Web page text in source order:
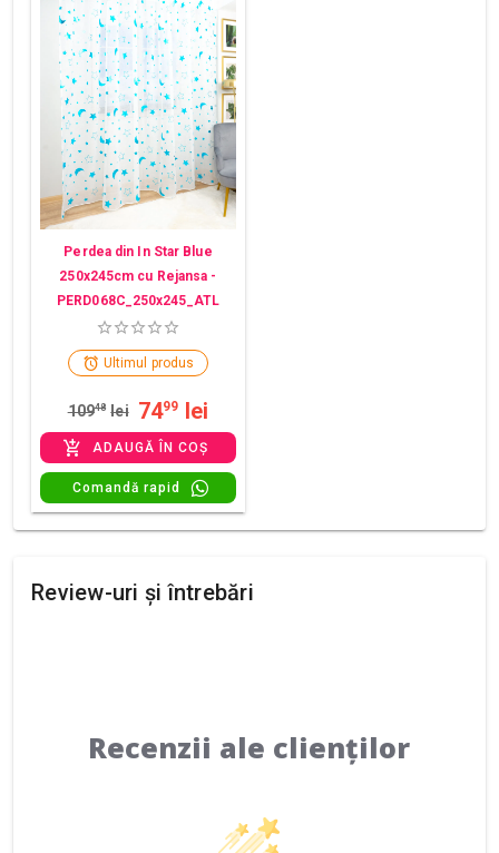
Perdea din In Star Blue
250x245cm cu Rejansa -
PERD068C_250x245_ATL
Ultimul produs
10948 lei 7499 lei
ADAUGĂ ÎN COȘ
Comandă rapid
Review-uri și întrebări
Recenzii ale clienților